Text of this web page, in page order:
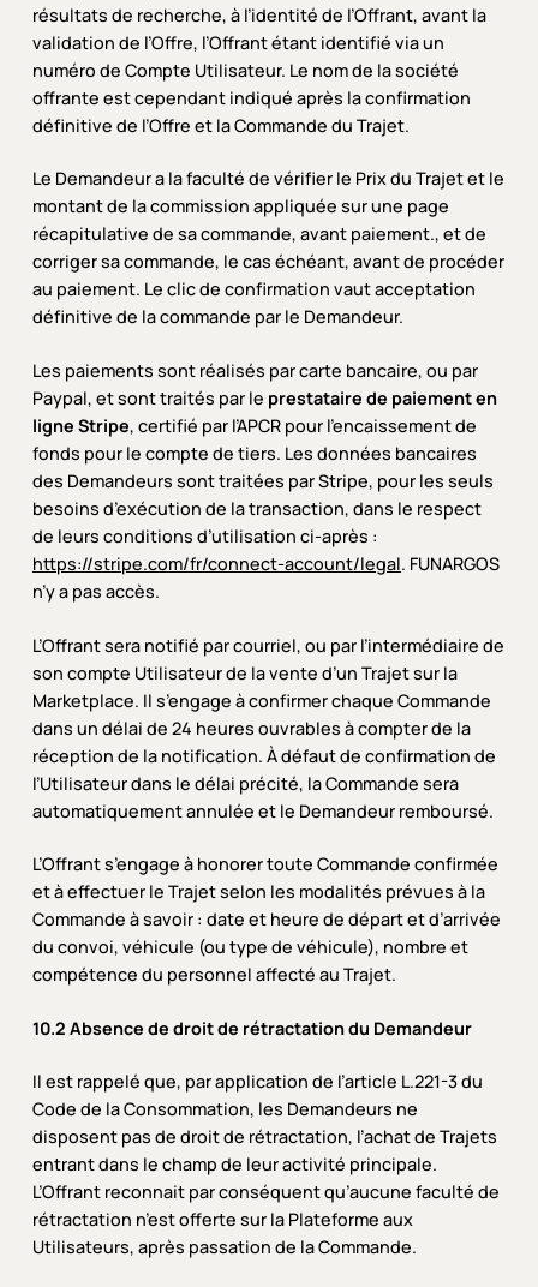
résultats de recherche, à l’identité de l’Offrant, avant la
validation de l’Offre, l’Offrant étant identifié via un
numéro de Compte Utilisateur. Le nom de la société
offrante est cependant indiqué après la confirmation
définitive de l’Offre et la Commande du Trajet.
Le Demandeur a la faculté de vérifier le Prix du Trajet et le
montant de la commission appliquée sur une page
récapitulative de sa commande, avant paiement., et de
corriger sa commande, le cas échéant, avant de procéder
au paiement. Le clic de confirmation vaut acceptation
définitive de la commande par le Demandeur.
Les paiements sont réalisés par carte bancaire, ou par
Paypal, et sont traités par le prestataire de paiement en
ligne Stripe, certifié par l’APCR pour l’encaissement de
fonds pour le compte de tiers. Les données bancaires
des Demandeurs sont traitées par Stripe, pour les seuls
besoins d’exécution de la transaction, dans le respect
de leurs conditions d’utilisation ci-après :
https://stripe.com/fr/connect-account/legal. FUNARGOS
n’y a pas accès.
L’Offrant sera notifié par courriel, ou par l’intermédiaire de
son compte Utilisateur de la vente d’un Trajet sur la
Marketplace. Il s’engage à confirmer chaque Commande
dans un délai de 24 heures ouvrables à compter de la
réception de la notification. À défaut de confirmation de
l’Utilisateur dans le délai précité, la Commande sera
automatiquement annulée et le Demandeur remboursé.
L’Offrant s’engage à honorer toute Commande confirmée
et à effectuer le Trajet selon les modalités prévues à la
Commande à savoir : date et heure de départ et d’arrivée
du convoi, véhicule (ou type de véhicule), nombre et
compétence du personnel affecté au Trajet.
10.2 Absence de droit de rétractation du Demandeur
Il est rappelé que, par application de l’article L.221-3 du
Code de la Consommation, les Demandeurs ne
disposent pas de droit de rétractation, l’achat de Trajets
entrant dans le champ de leur activité principale.
L’Offrant reconnait par conséquent qu’aucune faculté de
rétractation n’est offerte sur la Plateforme aux
Utilisateurs, après passation de la Commande.